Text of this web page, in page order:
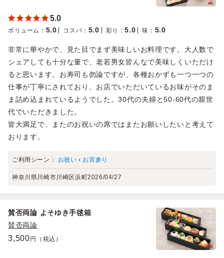
神奈川県横浜市西区久保町
5.0
ボリューム ： 5.0 コスパ ： 5.0 彩り ：5.0 味 ： 5.0
非常に華やかで、見た目でまず美味しいお料理です。大人数で
シェアしても十分な量で、老若男女皆んなで美味しくいただけ
ると思います。お寿司も勿論ですが、各種おかずも一つ一つの
仕事が丁寧にされており、お店でいただいているお味がそのま
ま詰め込まれているようでした。30代の夫婦と50-60代の親世
代でいただきました。
皆大満足で、またのお祝いの席ではまたお願いしたいと考えて
おります。
ご利用シーン： お祝い › お宮参り
神奈川県川崎市川崎区浜町2026/04/27
賛否両論 よそゆき手毬箱
賛否両論
3,500 円（税込）